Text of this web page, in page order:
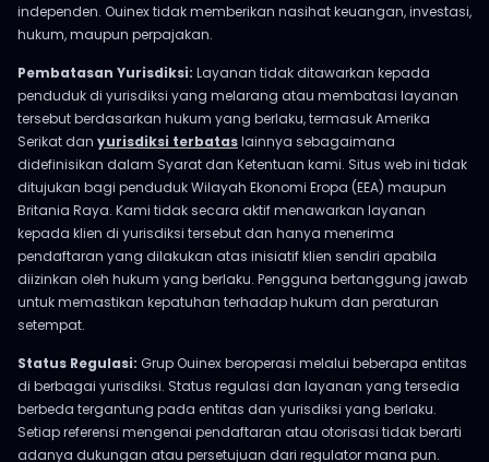
independen. Ouinex tidak memberikan nasihat keuangan, investasi,
hukum, maupun perpajakan.
Pembatasan Yurisdiksi: Layanan tidak ditawarkan kepada
penduduk di yurisdiksi yang melarang atau membatasi layanan
tersebut berdasarkan hukum yang berlaku, termasuk Amerika
Serikat dan yurisdiksi terbataslainnya sebagaimana
didefinisikan dalam Syarat dan Ketentuan kami. Situs web ini tidak
ditujukan bagi penduduk Wilayah Ekonomi Eropa (EEA) maupun
Britania Raya. Kami tidak secara aktif menawarkan layanan
kepada klien di yurisdiksi tersebut dan hanya menerima
pendaftaran yang dilakukan atas inisiatif klien sendiri apabila
diizinkan oleh hukum yang berlaku. Pengguna bertanggung jawab
untuk memastikan kepatuhan terhadap hukum dan peraturan
setempat.
Status Regulasi: Grup Ouinex beroperasi melalui beberapa entitas
di berbagai yurisdiksi. Status regulasi dan layanan yang tersedia
berbeda tergantung pada entitas dan yurisdiksi yang berlaku.
Setiap referensi mengenai pendaftaran atau otorisasi tidak berarti
adanya dukungan atau persetujuan dari regulator mana pun.